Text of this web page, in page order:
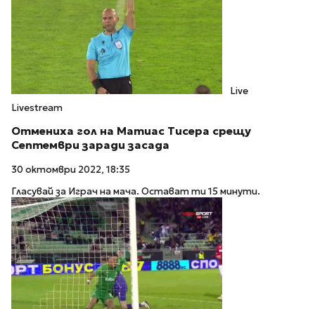
Live
Livestream
Отмениха гол на Матиас Тисера срещу
Септември заради засада
30 октомври 2022, 18:35
Гласувай за Играч на мача. Остават ти 15 минути.